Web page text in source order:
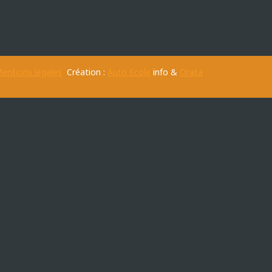
légales Création : Auto Ecole info & Orata